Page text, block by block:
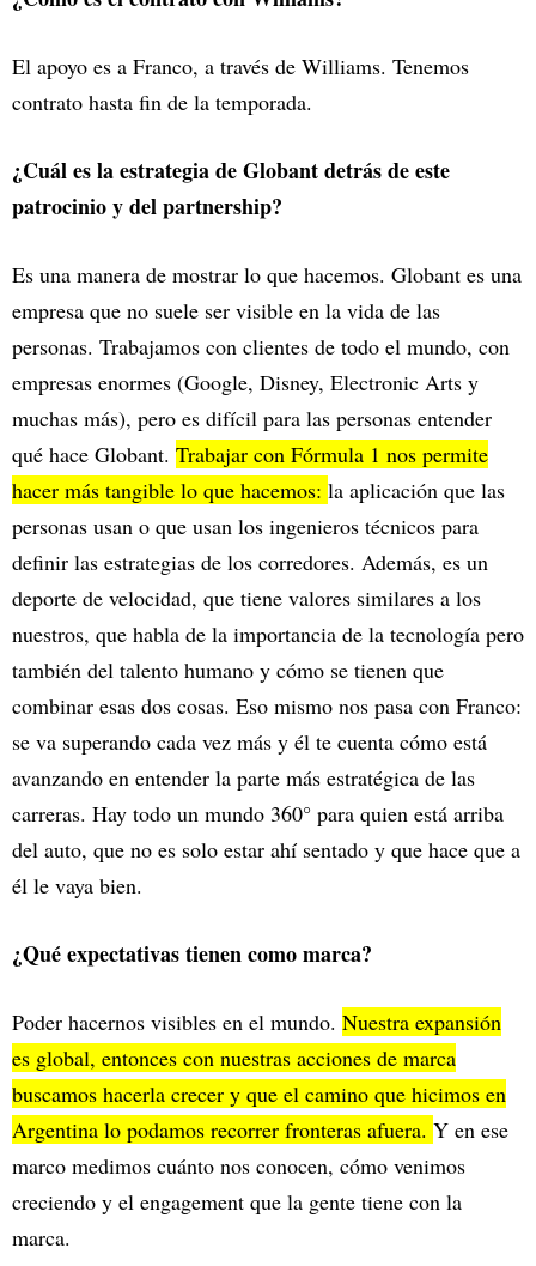
El apoyo es a Franco, a través de Williams. Tenemos
contrato hasta fin de la temporada.
¿Cuál es la estrategia de Globant detrás de este
patrocinio y del partnership?
Es una manera de mostrar lo que hacemos. Globant es una
empresa que no suele ser visible en la vida de las
personas. Trabajamos con clientes de todo el mundo, con
empresas enormes (Google, Disney, Electronic Arts y
muchas más), pero es difícil para las personas entender
qué hace Globant. Trabajar con Fórmula 1 nos permite
hacer más tangible lo que hacemos: la aplicación que las
personas usan o que usan los ingenieros técnicos para
definir las estrategias de los corredores. Además, es un
deporte de velocidad, que tiene valores similares a los
nuestros, que habla de la importancia de la tecnología pero
también del talento humano y cómo se tienen que
combinar esas dos cosas. Eso mismo nos pasa con Franco:
se va superando cada vez más y él te cuenta cómo está
avanzando en entender la parte más estratégica de las
carreras. Hay todo un mundo 360° para quien está arriba
del auto, que no es solo estar ahí sentado y que hace que a
él le vaya bien.
¿Qué expectativas tienen como marca?
Poder hacernos visibles en el mundo. Nuestra expansión
es global, entonces con nuestras acciones de marca
buscamos hacerla crecer y que el camino que hicimos en
Argentina lo podamos recorrer fronteras afuera. Y en ese
marco medimos cuánto nos conocen, cómo venimos
creciendo y el engagement que la gente tiene con la
marca.